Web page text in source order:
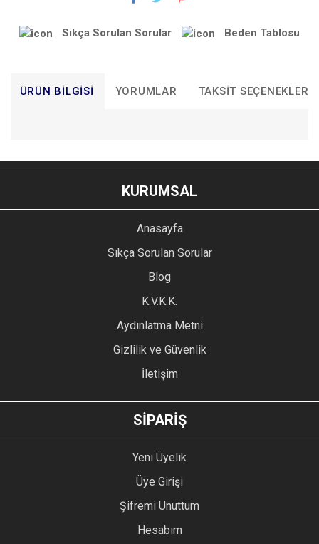
Sıkça Sorulan Sorular Beden Tablosu
ÜRÜN BILGISI YORUMLAR TAKSIT SEÇENEKLERI
YORUM YAZ
Bu ürünün fiyat bilgisi, resim, ürün açıklamalarında ve diğer
konularda yetersiz gördüğünüz noktaları öneri formunu
kullanarak tarafımıza iletebilirsiniz.
Ürün resmi kalitesiz, bozuk veya görüntülenemiyor.
Ürün açıklamasında eksik bilgiler bulunuyor.
Ürün bilgilerinde hatalar bulunuyor.
Ürün fiyatı diğer sitelerden daha pahalı.
GÖNDER
KURUMSAL
Anasayfa
Sıkça Sorulan Sorular
Blog
K.V.K.K.
Aydınlatma Metni
Gizlilik ve Güvenlik
İletişim
SİPARİŞ
Yeni Üyelik
Üye Girişi
Şifremi Unuttum
Hesabım